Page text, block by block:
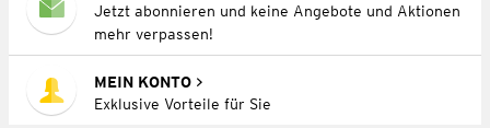
Jetzt abonnieren und keine Angebote und Aktionen
mehr verpassen!
MEIN KONTO
Exklusive Vorteile für Sie